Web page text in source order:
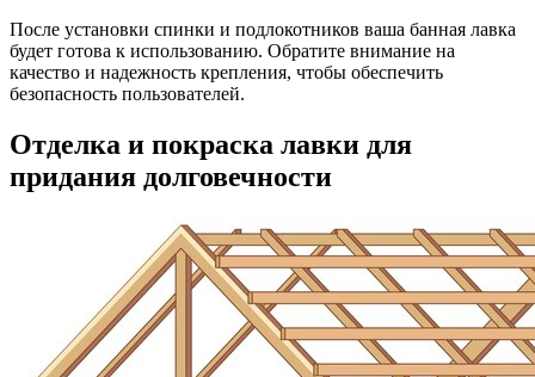
После установки спинки и подлокотников ваша банная лавка
будет готова к использованию. Обратите внимание на
качество и надежность крепления, чтобы обеспечить
безопасность пользователей.
Отделка и покраска лавки для
придания долговечности